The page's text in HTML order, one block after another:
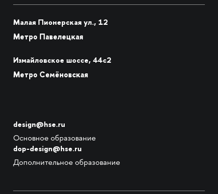
Малая Пионерская ул., 12
Метро Павелецкая
Измайловское шоссе, 44с2
Метро Семёновская
design@hse.ru
Основное образование
dop-design@hse.ru
Дополнительное образование